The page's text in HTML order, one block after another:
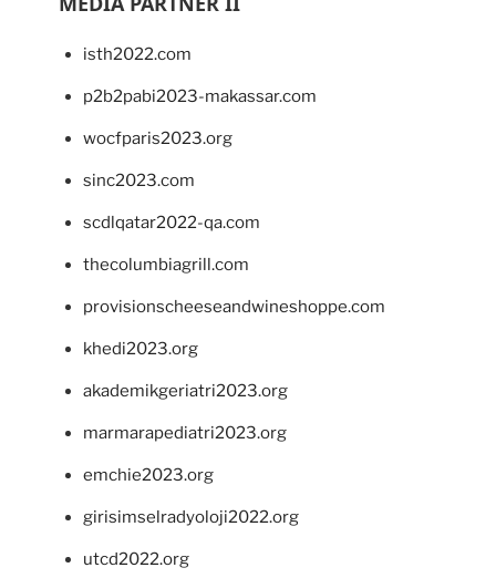
isth2022.com
p2b2pabi2023-makassar.com
wocfparis2023.org
sinc2023.com
scdlqatar2022-qa.com
thecolumbiagrill.com
provisionscheeseandwineshoppe.com
khedi2023.org
akademikgeriatri2023.org
marmarapediatri2023.org
emchie2023.org
girisimselradyoloji2022.org
utcd2022.org